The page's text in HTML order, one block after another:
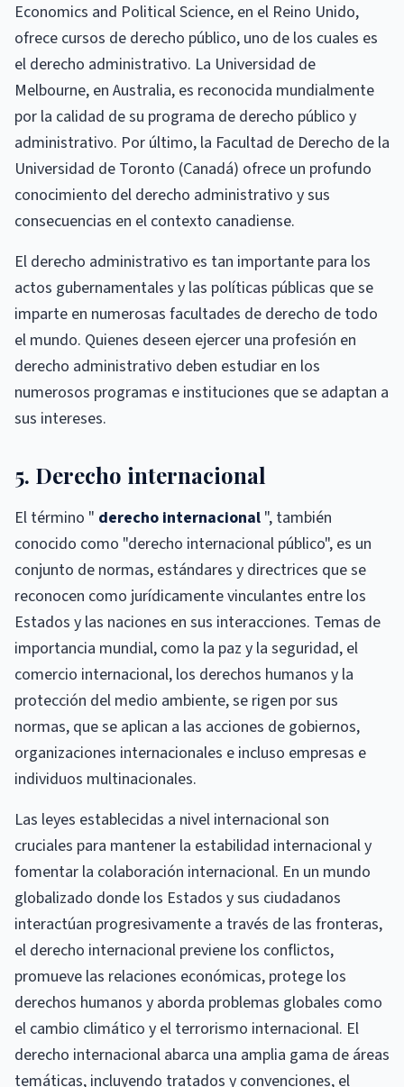
Economics and Political Science, en el Reino Unido,
ofrece cursos de derecho público, uno de los cuales es
el derecho administrativo. La Universidad de
Melbourne, en Australia, es reconocida mundialmente
por la calidad de su programa de derecho público y
administrativo. Por último, la Facultad de Derecho de la
Universidad de Toronto (Canadá) ofrece un profundo
conocimiento del derecho administrativo y sus
consecuencias en el contexto canadiense.
El derecho administrativo es tan importante para los
actos gubernamentales y las políticas públicas que se
imparte en numerosas facultades de derecho de todo
el mundo. Quienes deseen ejercer una profesión en
derecho administrativo deben estudiar en los
numerosos programas e instituciones que se adaptan a
sus intereses.
5. Derecho internacional
El término " derecho internacional ", también
conocido como "derecho internacional público", es un
conjunto de normas, estándares y directrices que se
reconocen como jurídicamente vinculantes entre los
Estados y las naciones en sus interacciones. Temas de
importancia mundial, como la paz y la seguridad, el
comercio internacional, los derechos humanos y la
protección del medio ambiente, se rigen por sus
normas, que se aplican a las acciones de gobiernos,
organizaciones internacionales e incluso empresas e
individuos multinacionales.
Las leyes establecidas a nivel internacional son
cruciales para mantener la estabilidad internacional y
fomentar la colaboración internacional. En un mundo
globalizado donde los Estados y sus ciudadanos
interactúan progresivamente a través de las fronteras,
el derecho internacional previene los conflictos,
promueve las relaciones económicas, protege los
derechos humanos y aborda problemas globales como
el cambio climático y el terrorismo internacional. El
derecho internacional abarca una amplia gama de áreas
temáticas, incluyendo tratados y convenciones, el